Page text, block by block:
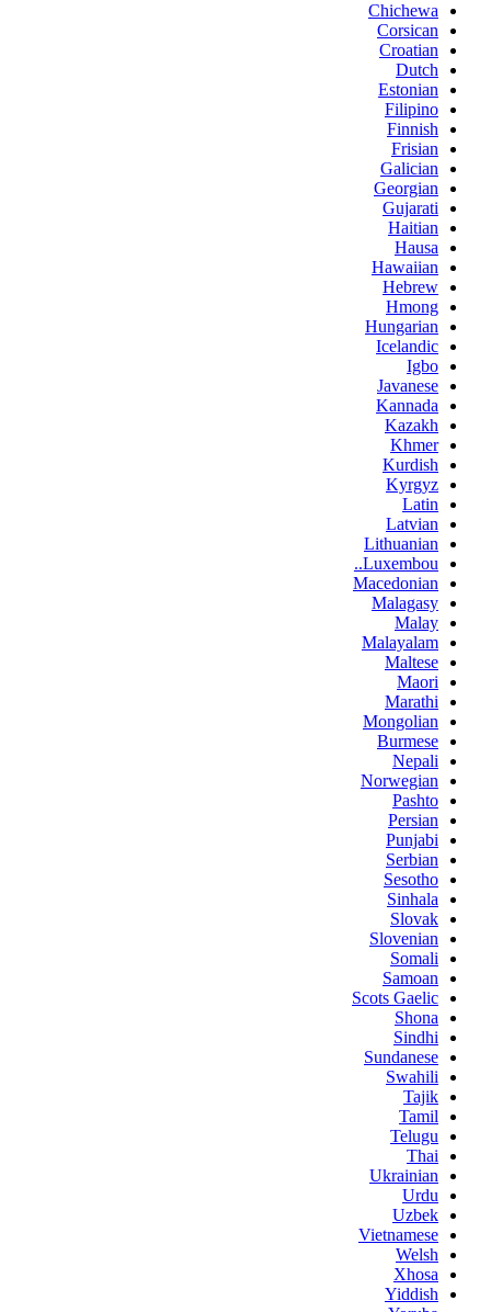
Chichewa
Corsican
Croatian
Dutch
Estonian
Filipino
Finnish
Frisian
Galician
Georgian
Gujarati
Haitian
Hausa
Hawaiian
Hebrew
Hmong
Hungarian
Icelandic
Igbo
Javanese
Kannada
Kazakh
Khmer
Kurdish
Kyrgyz
Latin
Latvian
Lithuanian
Luxembou..
Macedonian
Malagasy
Malay
Malayalam
Maltese
Maori
Marathi
Mongolian
Burmese
Nepali
Norwegian
Pashto
Persian
Punjabi
Serbian
Sesotho
Sinhala
Slovak
Slovenian
Somali
Samoan
Scots Gaelic
Shona
Sindhi
Sundanese
Swahili
Tajik
Tamil
Telugu
Thai
Ukrainian
Urdu
Uzbek
Vietnamese
Welsh
Xhosa
Yiddish